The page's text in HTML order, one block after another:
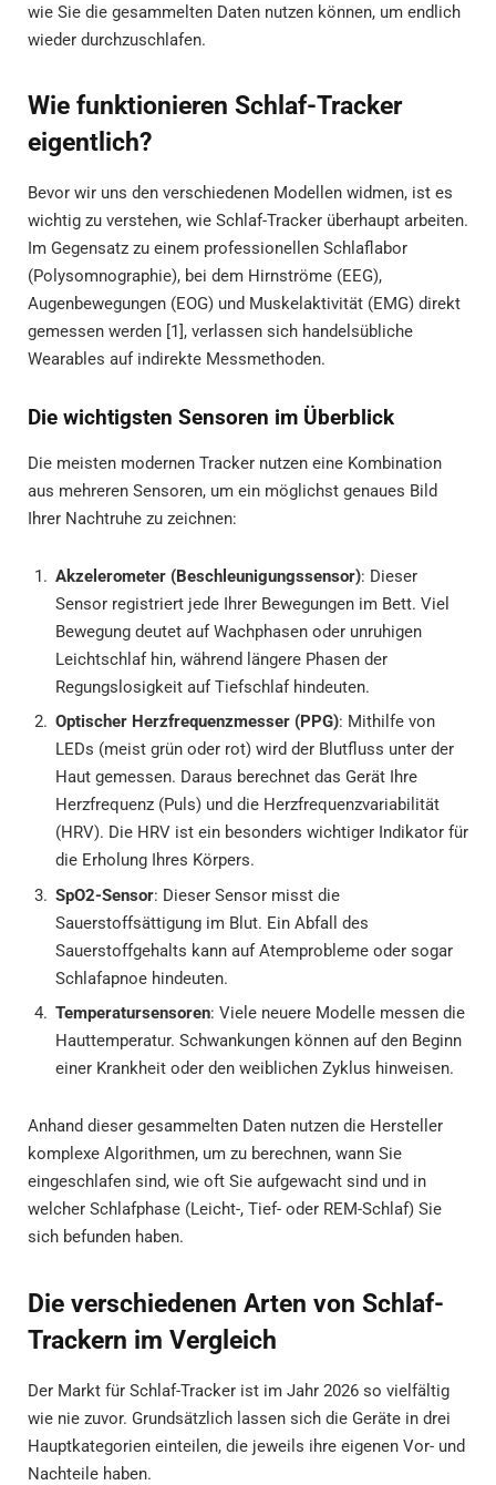
wie Sie die gesammelten Daten nutzen können, um endlich
wieder durchzuschlafen.
Wie funktionieren Schlaf-Tracker
eigentlich?
Bevor wir uns den verschiedenen Modellen widmen, ist es
wichtig zu verstehen, wie Schlaf-Tracker überhaupt arbeiten.
Im Gegensatz zu einem professionellen Schlaflabor
(Polysomnographie), bei dem Hirnströme (EEG),
Augenbewegungen (EOG) und Muskelaktivität (EMG) direkt
gemessen werden [1], verlassen sich handelsübliche
Wearables auf indirekte Messmethoden.
Die wichtigsten Sensoren im Überblick
Die meisten modernen Tracker nutzen eine Kombination
aus mehreren Sensoren, um ein möglichst genaues Bild
Ihrer Nachtruhe zu zeichnen:
Akzelerometer (Beschleunigungssensor): Dieser
Sensor registriert jede Ihrer Bewegungen im Bett. Viel
Bewegung deutet auf Wachphasen oder unruhigen
Leichtschlaf hin, während längere Phasen der
Regungslosigkeit auf Tiefschlaf hindeuten.
Optischer Herzfrequenzmesser (PPG): Mithilfe von
LEDs (meist grün oder rot) wird der Blutfluss unter der
Haut gemessen. Daraus berechnet das Gerät Ihre
Herzfrequenz (Puls) und die Herzfrequenzvariabilität
(HRV). Die HRV ist ein besonders wichtiger Indikator für
die Erholung Ihres Körpers.
SpO2-Sensor: Dieser Sensor misst die
Sauerstoffsättigung im Blut. Ein Abfall des
Sauerstoffgehalts kann auf Atemprobleme oder sogar
Schlafapnoe hindeuten.
Temperatursensoren: Viele neuere Modelle messen die
Hauttemperatur. Schwankungen können auf den Beginn
einer Krankheit oder den weiblichen Zyklus hinweisen.
Anhand dieser gesammelten Daten nutzen die Hersteller
komplexe Algorithmen, um zu berechnen, wann Sie
eingeschlafen sind, wie oft Sie aufgewacht sind und in
welcher Schlafphase (Leicht-, Tief- oder REM-Schlaf) Sie
sich befunden haben.
Die verschiedenen Arten von Schlaf-
Trackern im Vergleich
Der Markt für Schlaf-Tracker ist im Jahr 2026 so vielfältig
wie nie zuvor. Grundsätzlich lassen sich die Geräte in drei
Hauptkategorien einteilen, die jeweils ihre eigenen Vor- und
Nachteile haben.